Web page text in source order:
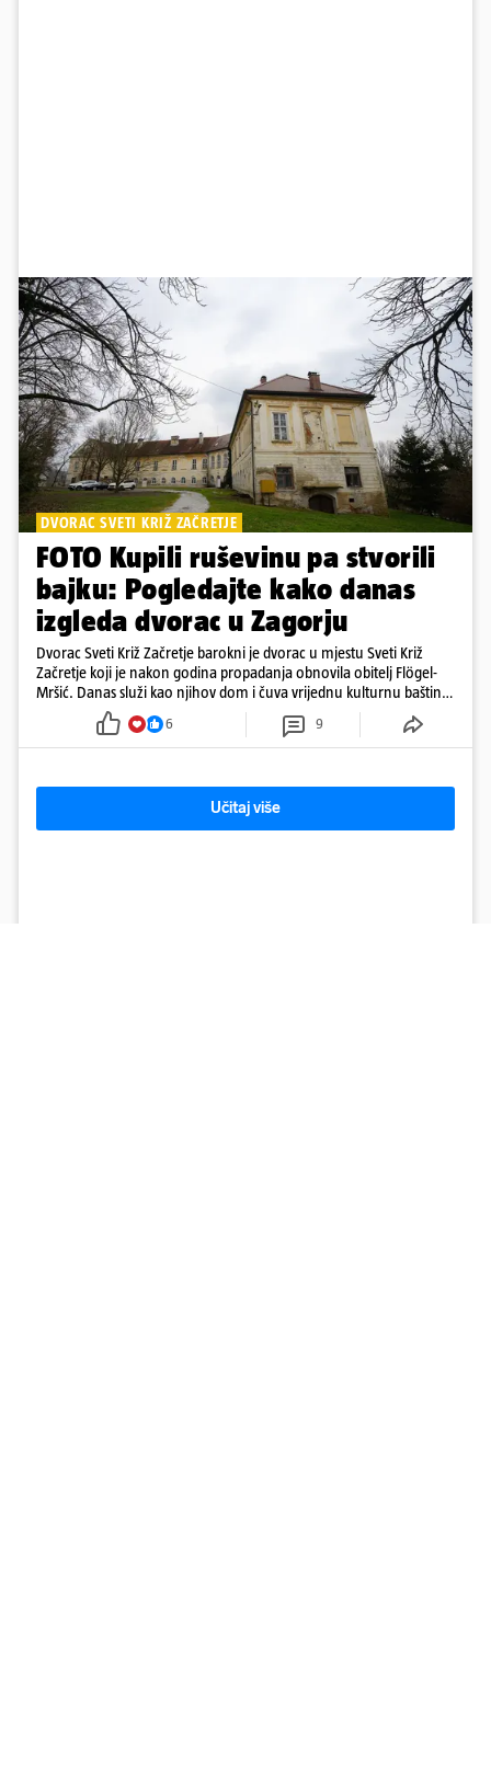
DVORAC SVETI KRIŽ ZAČRETJE
FOTO Kupili ruševinu pa stvorili
bajku: Pogledajte kako danas
izgleda dvorac u Zagorju
Dvorac Sveti Križ Začretje barokni je dvorac u mjestu Sveti Križ
Začretje koji je nakon godina propadanja obnovila obitelj Flögel-
Mršić. Danas služi kao njihov dom i čuva vrijednu kulturnu baštinu
davno zaboravljenog vremena
6 9
Učitaj više